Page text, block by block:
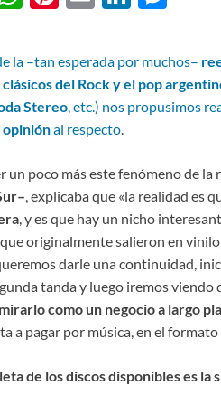
at
s
A
p
p
er
es
t
ail k
e
dI
se
n
g
la –tan esperada por muchos–
del Rock y el pop
Stereo, etc.) nos propusimos
opiniónal respecto.
un poco más este fenómeno de
, explicaba que «la realidad es
, y es que hay un nicho
originalmente salieron en
darle una continuidad,
tanda y luego iremos viendo
como un negocio a largo
a pagar por música, en el formato
de los discos disponibles es la